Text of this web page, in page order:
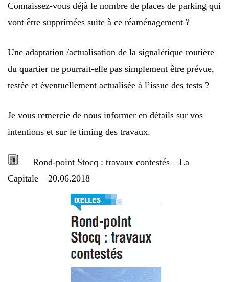
Connaissez-vous déjà le nombre de places de parking qui
vont être supprimées suite à ce réaménagement ?
Une adaptation /actualisation de la signalétique routière
du quartier ne pourrait-elle pas simplement être prévue,
testée et éventuellement actualisée à l’issue des tests ?
Je vous remercie de nous informer en détails sur vos
intentions et sur le timing des travaux.
Rond-point Stocq : travaux contestés – La
Capitale – 20.06.2018